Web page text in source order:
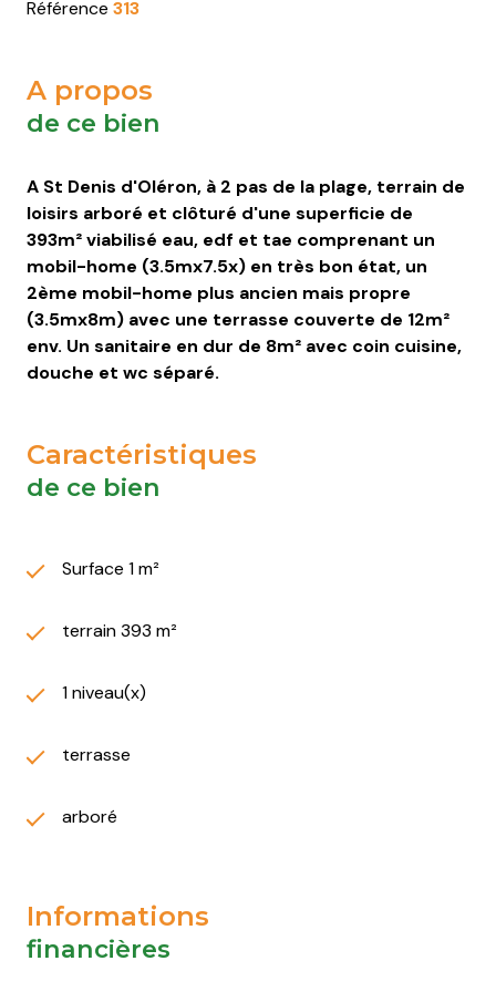
Saint-
Saint-
les-
Bains
Saint-
Saint-
les-
Bains
Saint-
Saint-
les-
Bains
Saint-
Saint-
les-
Bains
Référence 313
A propos
de ce bien
A St Denis d'Oléron, à 2 pas de la plage, terrain de
loisirs arboré et clôturé d'une superficie de
393m² viabilisé eau, edf et tae comprenant un
mobil-home (3.5mx7.5x) en très bon état, un
2ème mobil-home plus ancien mais propre
(3.5mx8m) avec une terrasse couverte de 12m²
env. Un sanitaire en dur de 8m² avec coin cuisine,
douche et wc séparé.
Caractéristiques
de ce bien
Surface 1 m²
terrain 393 m²
1 niveau(x)
terrasse
arboré
Informations
financières